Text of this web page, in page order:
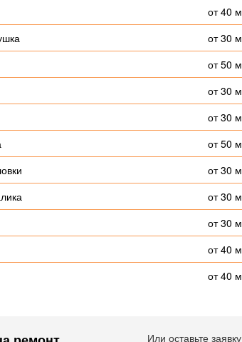
от 40
от 30
от 50
от 30
от 30
от 50
от 30
от 30
от 30
от 40
от 40
Или оставьте